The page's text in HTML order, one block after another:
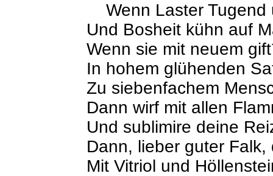
Wenn Laster Tugend
Und Bosheit kühn auf
Wenn sie mit neuem
In hohem glühenden
Zu siebenfachem
Dann wirf mit allen
Und sublimire deine
Dann, lieber guter Falk,
Mit Vitriol und